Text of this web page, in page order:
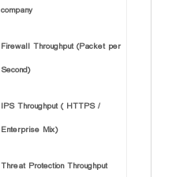
company
Firewall Throughput (Packet per
Second)
IPS Throughput ( HTTPS /
Enterprise Mix)
Threat Protection Throughput